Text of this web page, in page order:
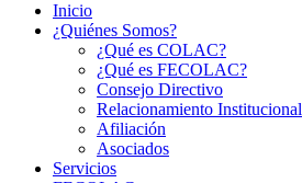
Inicio
¿Quiénes Somos?
¿Qué es COLAC?
¿Qué es FECOLAC?
Consejo Directivo
Relacionamiento Institucional
Afiliación
Asociados
Servicios